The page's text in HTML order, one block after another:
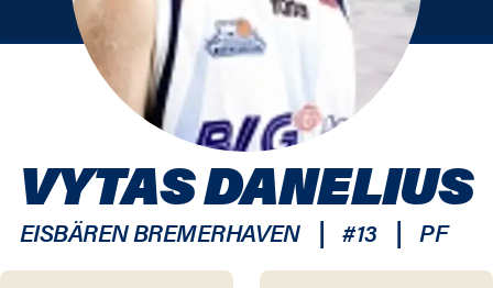
VYTAS DANELIUS
EISBÄREN BREMERHAVEN | #13 | PF